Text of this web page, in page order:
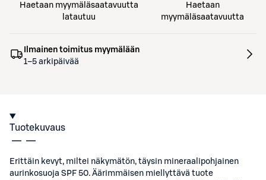
Haetaan myymäläsaatavuutta
latautuu
Haetaan
myymäläsaatavuutta
Ilmainen toimitus myymälään
1–5 arkipäivää
Tuotekuvaus
Erittäin kevyt, miltei näkymätön, täysin mineraalipohjainen
aurinkosuoja SPF 50. Äärimmäisen miellyttävä tuote